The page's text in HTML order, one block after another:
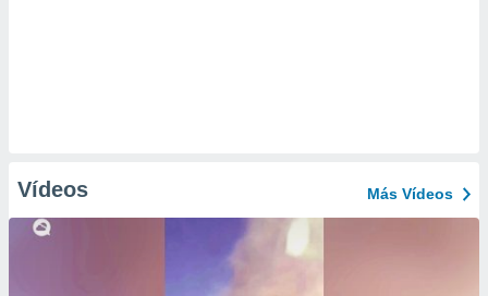
Vídeos Más Vídeos